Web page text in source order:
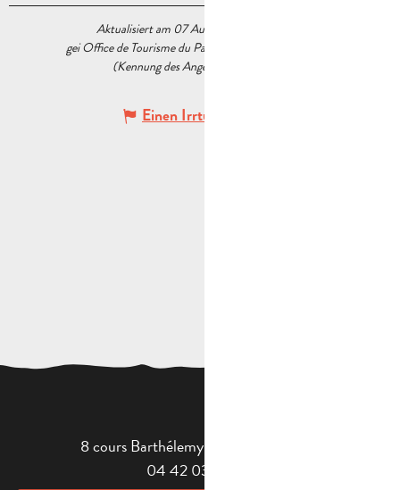
Aktualisiert am 07 August 2026 Um 11:10
gei Office de Tourisme du Pays d’Aubagne et de l’Étoile
(Kennung des Angebots :
Einen Irrtum angeben
8 cours Barthélemy - 13400 Aubagne
04 42 03 49 98